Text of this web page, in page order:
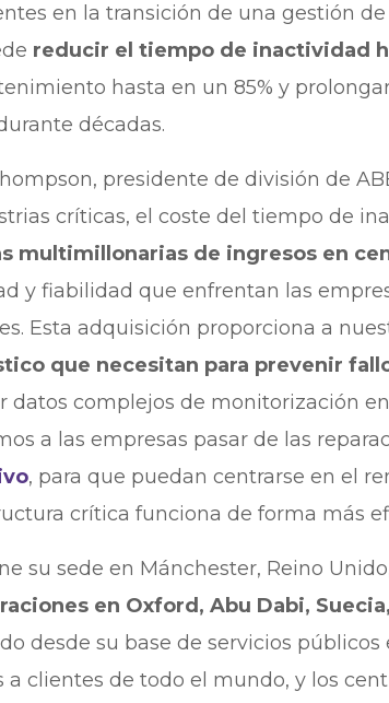
en la transición de una gestión
reducir el tiempo de inactividad
hasta en un 85% y
décadas.
presidente de división de
críticas, el coste del tiempo de
multimillonarias de ingresos en
y fiabilidad que enfrentan las
Esta adquisición proporciona a
que necesitan para prevenir
datos complejos de monitorización
a las empresas pasar de las
, para que puedan centrarse en el
crítica funciona de forma más
su sede en Mánchester, Reino
en Oxford, Abu Dabi,
desde su base de servicios
a clientes de todo el mundo, y los